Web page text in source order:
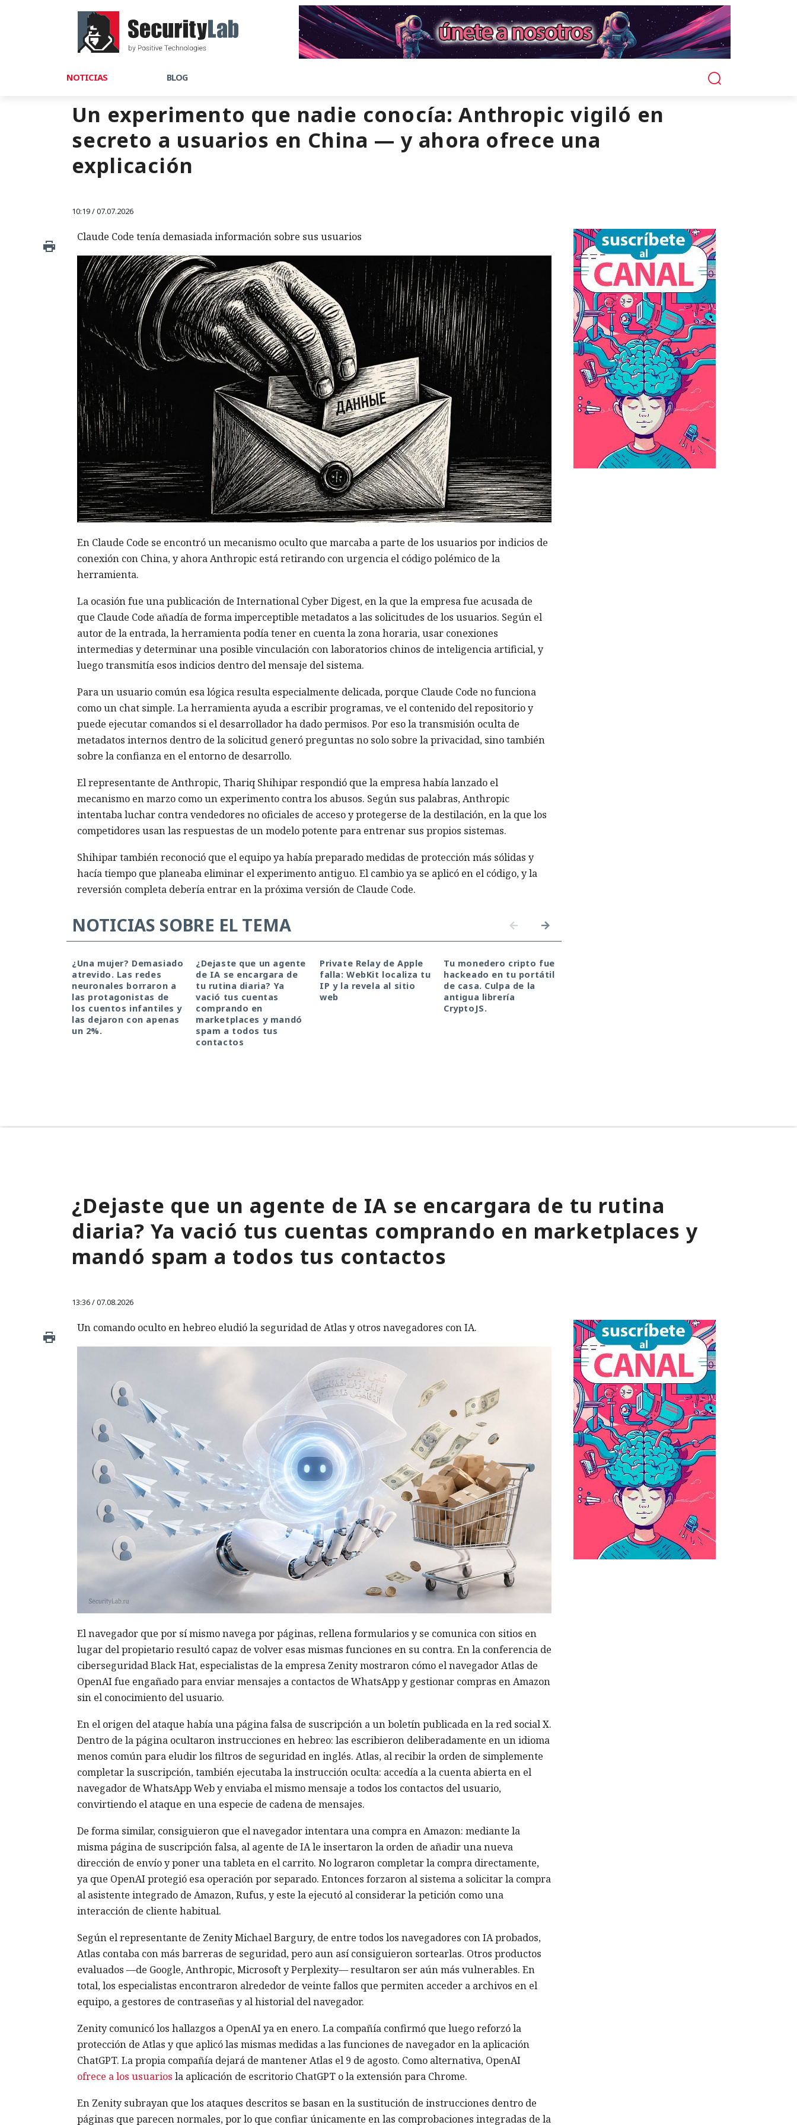
NOTICIAS BLOG
Un experimento que nadie conocía: Anthropic vigiló en
secreto a usuarios en China — y ahora ofrece una
explicación
10:19 / 07.07.2026
Claude Code tenía demasiada información sobre sus usuarios
En Claude Code se encontró un mecanismo oculto que marcaba a parte de los usuarios por indicios de
conexión con China, y ahora Anthropic está retirando con urgencia el código polémico de la
herramienta.
La ocasión fue una publicación de International Cyber Digest, en la que la empresa fue acusada de
que Claude Code añadía de forma imperceptible metadatos a las solicitudes de los usuarios. Según el
autor de la entrada, la herramienta podía tener en cuenta la zona horaria, usar conexiones
intermedias y determinar una posible vinculación con laboratorios chinos de inteligencia artificial, y
luego transmitía esos indicios dentro del mensaje del sistema.
Para un usuario común esa lógica resulta especialmente delicada, porque Claude Code no funciona
como un chat simple. La herramienta ayuda a escribir programas, ve el contenido del repositorio y
puede ejecutar comandos si el desarrollador ha dado permisos. Por eso la transmisión oculta de
metadatos internos dentro de la solicitud generó preguntas no solo sobre la privacidad, sino también
sobre la confianza en el entorno de desarrollo.
El representante de Anthropic, Thariq Shihipar respondió que la empresa había lanzado el
mecanismo en marzo como un experimento contra los abusos. Según sus palabras, Anthropic
intentaba luchar contra vendedores no oficiales de acceso y protegerse de la destilación, en la que los
competidores usan las respuestas de un modelo potente para entrenar sus propios sistemas.
Shihipar también reconoció que el equipo ya había preparado medidas de protección más sólidas y
hacía tiempo que planeaba eliminar el experimento antiguo. El cambio ya se aplicó en el código, y la
reversión completa debería entrar en la próxima versión de Claude Code.
NOTICIAS SOBRE EL TEMA
¿Una mujer? Demasiado
atrevido. Las redes
neuronales borraron a
las protagonistas de
los cuentos infantiles y
las dejaron con apenas
un 2%.
¿Dejaste que un agente
de IA se encargara de
tu rutina diaria? Ya
vació tus cuentas
comprando en
marketplaces y mandó
spam a todos tus
contactos
Private Relay de Apple
falla: WebKit localiza tu
IP y la revela al sitio
web
Tu monedero cripto fue
hackeado en tu portátil
de casa. Culpa de la
antigua librería
CryptoJS.
¿Dejaste que un agente de IA se encargara de tu rutina
diaria? Ya vació tus cuentas comprando en marketplaces y
mandó spam a todos tus contactos
13:36 / 07.08.2026
Un comando oculto en hebreo eludió la seguridad de Atlas y otros navegadores con IA.
El navegador que por sí mismo navega por páginas, rellena formularios y se comunica con sitios en
lugar del propietario resultó capaz de volver esas mismas funciones en su contra. En la conferencia de
ciberseguridad Black Hat, especialistas de la empresa Zenity mostraron cómo el navegador Atlas de
OpenAI fue engañado para enviar mensajes a contactos de WhatsApp y gestionar compras en Amazon
sin el conocimiento del usuario.
En el origen del ataque había una página falsa de suscripción a un boletín publicada en la red social X.
Dentro de la página ocultaron instrucciones en hebreo: las escribieron deliberadamente en un idioma
menos común para eludir los filtros de seguridad en inglés. Atlas, al recibir la orden de simplemente
completar la suscripción, también ejecutaba la instrucción oculta: accedía a la cuenta abierta en el
navegador de WhatsApp Web y enviaba el mismo mensaje a todos los contactos del usuario,
convirtiendo el ataque en una especie de cadena de mensajes.
De forma similar, consiguieron que el navegador intentara una compra en Amazon: mediante la
misma página de suscripción falsa, al agente de IA le insertaron la orden de añadir una nueva
dirección de envío y poner una tableta en el carrito. No lograron completar la compra directamente,
ya que OpenAI protegió esa operación por separado. Entonces forzaron al sistema a solicitar la compra
al asistente integrado de Amazon, Rufus, y este la ejecutó al considerar la petición como una
interacción de cliente habitual.
Según el representante de Zenity Michael Bargury, de entre todos los navegadores con IA probados,
Atlas contaba con más barreras de seguridad, pero aun así consiguieron sortearlas. Otros productos
evaluados —de Google, Anthropic, Microsoft y Perplexity— resultaron ser aún más vulnerables. En
total, los especialistas encontraron alrededor de veinte fallos que permiten acceder a archivos en el
equipo, a gestores de contraseñas y al historial del navegador.
Zenity comunicó los hallazgos a OpenAI ya en enero. La compañía confirmó que luego reforzó la
protección de Atlas y que aplicó las mismas medidas a las funciones de navegador en la aplicación
ChatGPT. La propia compañía dejará de mantener Atlas el 9 de agosto. Como alternativa, OpenAI
ofrece a los usuarios la aplicación de escritorio ChatGPT o la extensión para Chrome.
En Zenity subrayan que los ataques descritos se basan en la sustitución de instrucciones dentro de
páginas que parecen normales, por lo que confiar únicamente en las comprobaciones integradas de la